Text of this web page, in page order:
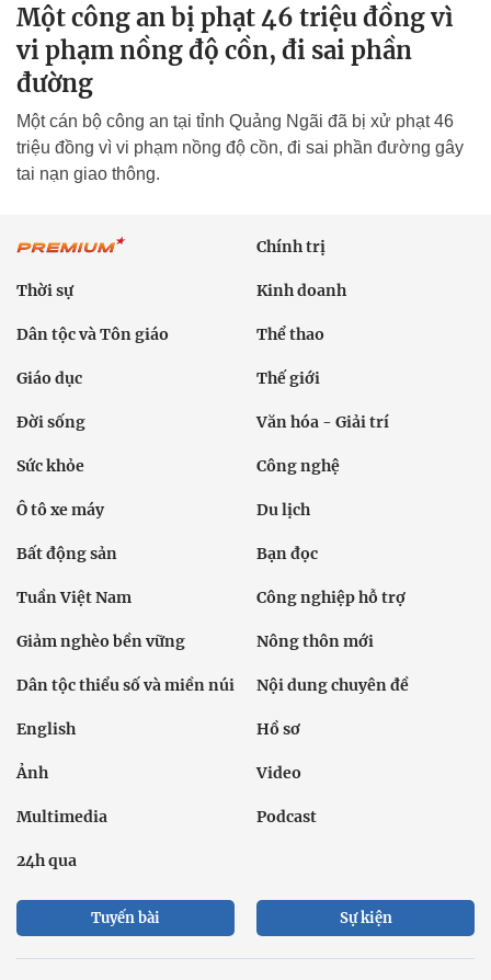
Một công an bị phạt 46 triệu đồng vì
vi phạm nồng độ cồn, đi sai phần
đường
Một cán bộ công an tại tỉnh Quảng Ngãi đã bị xử phạt 46
triệu đồng vì vi phạm nồng độ cồn, đi sai phần đường gây
tai nạn giao thông.
Chính trị
Thời sự Kinh doanh
Dân tộc và Tôn giáo Thể thao
Giáo dục Thế giới
Đời sống Văn hóa - Giải trí
Sức khỏe Công nghệ
Ô tô xe máy Du lịch
Bất động sản Bạn đọc
Tuần Việt Nam Công nghiệp hỗ trợ
Giảm nghèo bền vững Nông thôn mới
Dân tộc thiểu số và miền núi Nội dung chuyên đề
English Hồ sơ
Ảnh Video
Multimedia Podcast
24h qua
Tuyến bài Sự kiện